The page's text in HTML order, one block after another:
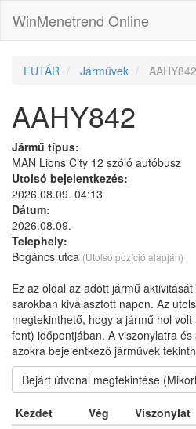
WinMenetrend Online
FUTÁR Járművek AAHY842
AAHY842
Jármű típus:
MAN Lions City 12 szóló autóbusz
Utolsó bejelentkezés:
2026.08.09. 04:13
Dátum:
2026.08.09.
Telephely:
Bogáncs utca (Utolsó pozíció alapján)
Ez az oldal az adott jármű
sarokban kiválasztott napon. Az
megtekinthető, hogy a jármű hol
fent) időpontjában. A viszonylatra
azokra bejelentkező járművek
Bejárt útvonal megtekintése
Kezdet Vég Viszonylat